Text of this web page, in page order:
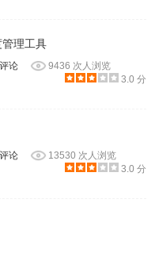
，可以在不需使用滑鼠
游标移动到每个项目后
理工具
论
9436 次人浏览
3.0 分
论
13530 次人浏览
3.0 分